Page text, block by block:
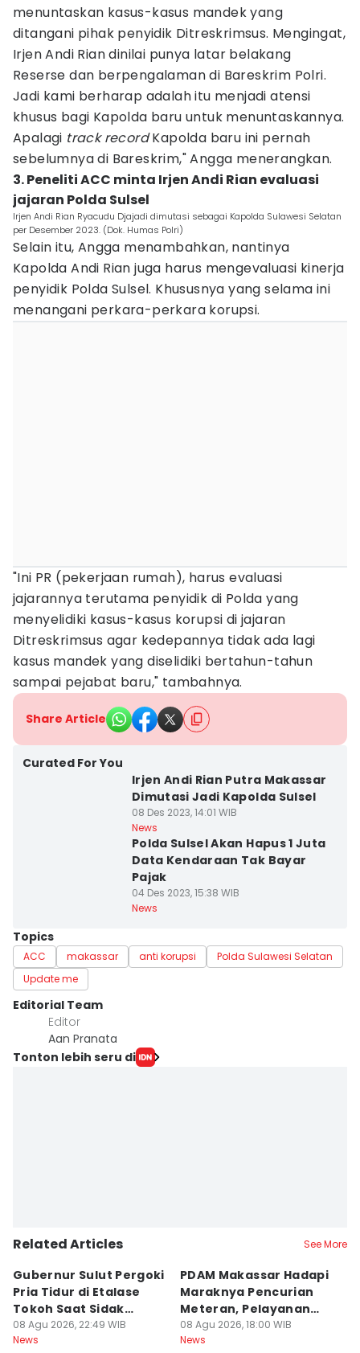
menuntaskan kasus-kasus mandek yang
ditangani pihak penyidik Ditreskrimsus. Mengingat,
Irjen Andi Rian dinilai punya latar belakang
Reserse dan berpengalaman di Bareskrim Polri.
Jadi kami berharap adalah itu menjadi atensi
khusus bagi Kapolda baru untuk menuntaskannya.
Apalagi track recordKapolda baru ini pernah
sebelumnya di Bareskrim," Angga menerangkan.
3. Peneliti ACC minta Irjen Andi Rian evaluasi
jajaran Polda Sulsel
Irjen Andi Rian Ryacudu Djajadi dimutasi sebagai Kapolda Sulawesi Selatan
per Desember 2023. (Dok. Humas Polri)
Selain itu, Angga menambahkan, nantinya
Kapolda Andi Rian juga harus mengevaluasi kinerja
penyidik Polda Sulsel. Khususnya yang selama ini
menangani perkara-perkara korupsi.
"Ini PR (pekerjaan rumah), harus evaluasi
jajarannya terutama penyidik di Polda yang
menyelidiki kasus-kasus korupsi di jajaran
Ditreskrimsus agar kedepannya tidak ada lagi
kasus mandek yang diselidiki bertahun-tahun
sampai pejabat baru," tambahnya.
Share Article
Curated For You
Irjen Andi Rian Putra Makassar
Dimutasi Jadi Kapolda Sulsel
08 Des 2023, 14:01 WIB
News
Polda Sulsel Akan Hapus 1 Juta
Data Kendaraan Tak Bayar
Pajak
04 Des 2023, 15:38 WIB
News
Topics
ACC makassar anti korupsi
Polda Sulawesi Selatan
Update me
Editorial Team
Editor
Aan Pranata
Tonton lebih seru di
Related Articles See More
Gubernur Sulut Pergoki
Pria Tidur di Etalase
Tokoh Saat Sidak
Gedung
08 Agu 2026, 22:49 WIB
News
PDAM Makassar Hadapi
Maraknya Pencurian
Meteran, Pelayanan
Ikut Terdampak
08 Agu 2026, 18:00 WIB
News